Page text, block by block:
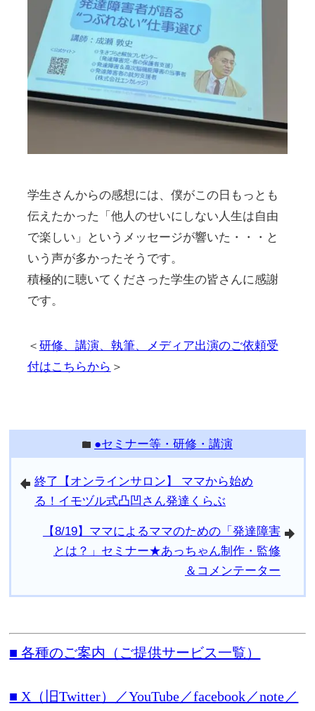
学生さんからの感想には、僕がこの日もっとも
伝えたかった「他人のせいにしない人生は自由
で楽しい」というメッセージが響いた・・・と
いう声が多かったそうです。
積極的に聴いてくださった学生の皆さんに感謝
です。
＜ 研修、講演、執筆、メディア出演のご依頼受
付はこちらから ＞
folder ●セミナー等・研修・講演
arrowleft 終了【オンラインサロン】 ママから始め
る！イモヅル式凸凹さん発達くらぶ
arrowright
【8/19】ママによるママのための「発達障害
とは？」セミナー★あっちゃん制作・監修
＆コメンテーター
■ 各種のご案内（ご提供サービス一覧）
■ X（旧Twitter）／YouTube／facebook／note／